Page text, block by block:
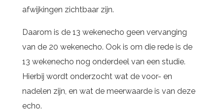
afwijkingen zichtbaar zijn.
Daarom is de 13 wekenecho geen vervanging
van de 20 wekenecho. Ook is om die rede is de
13 wekenecho nog onderdeel van een studie.
Hierbij wordt onderzocht wat de voor- en
nadelen zijn, en wat de meerwaarde is van deze
echo.